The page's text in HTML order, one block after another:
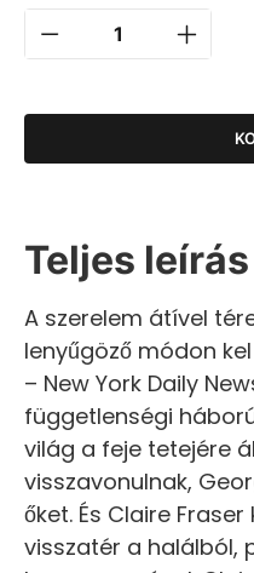
Teljes leírás
A szerelem átível
lenyűgöző módon
– New York Daily
függetlenségi
világ a feje tetejére
visszavonulnak,
őket. És Claire
visszatér a halálból,